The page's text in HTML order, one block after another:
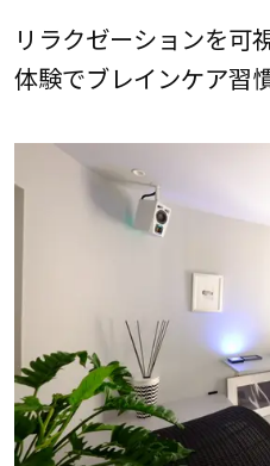
リラクゼーションを可
体験でブレインケア習